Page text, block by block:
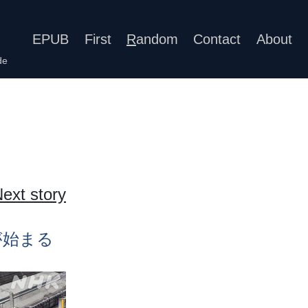
EPUB First Random Contact About
story
始まる